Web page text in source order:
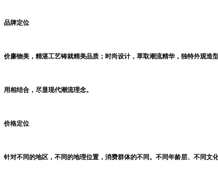
品牌定位
价廉物美，精湛工艺铸就精美品质；时尚设计，萃取潮流精华，独特外观造
用相结合，尽显现代潮流理念。
价格定位
针对不同的地区，不同的地理位置，消费群体的不同。不同年龄层、不同文